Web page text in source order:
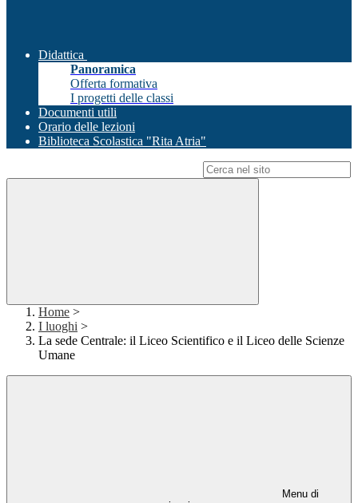
Didattica
Panoramica
Offerta formativa
I progetti delle classi
Documenti utili
Orario delle lezioni
Biblioteca Scolastica "Rita Atria"
Home >
I luoghi >
La sede Centrale: il Liceo Scientifico e il Liceo delle Scienze
Umane
Menu di